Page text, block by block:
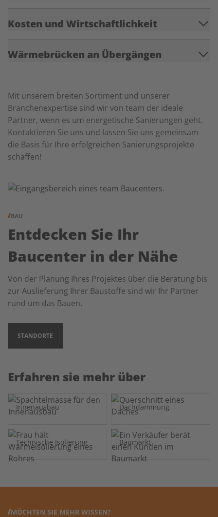
Kosten und Wirtschaftlichkeit
Wärmebrücken an Übergängen
Mit unserem breiten Sortiment und unserer
Branchenexpertise sind wir von team der ideale
Partner, wenn es um energetische Sanierungen geht.
Kontaktieren Sie uns und lassen Sie uns gemeinsam
die Basis für Ihre erfolgreichen Sanierungsprojekte
schaffen!
BAU
Entdecken Sie Ihr
Baucenter in der Nähe
Von der Planung Ihres Projektes über die Beratung bis
zur Auslieferung Ihrer Baustoffe sind wir Ihr Partner
rund um das Bauen.
STANDORTE
Erfahren sie mehr über
Innenausbau Dachdämmung
Technische Isolierung Baumarkt
MÖCHTEN SIE MEHR WISSEN?